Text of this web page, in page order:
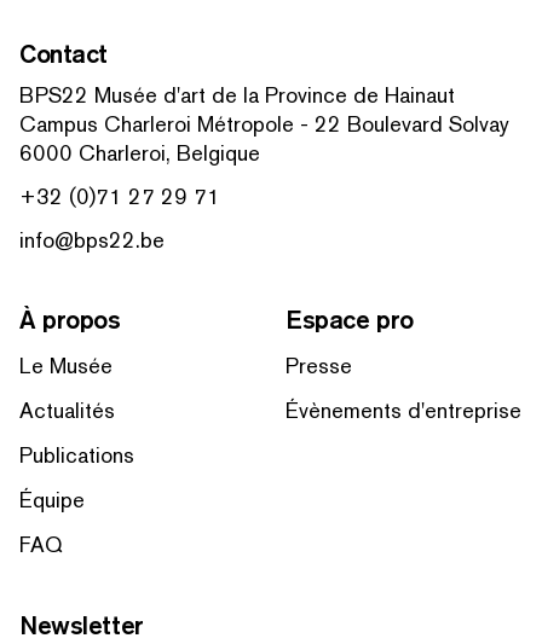
Contact
BPS22 Musée d'art de la Province de Hainaut
Campus Charleroi Métropole - 22 Boulevard Solvay
6000 Charleroi, Belgique
+32 (0)71 27 29 71
info@bps22.be
À propos
Le Musée
Actualités
Publications
Équipe
FAQ
Espace pro
Presse
Évènements d'entreprise
Newsletter